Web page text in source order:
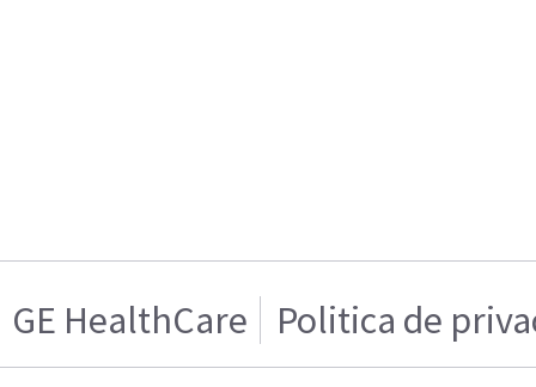
GE HealthCare Politica de